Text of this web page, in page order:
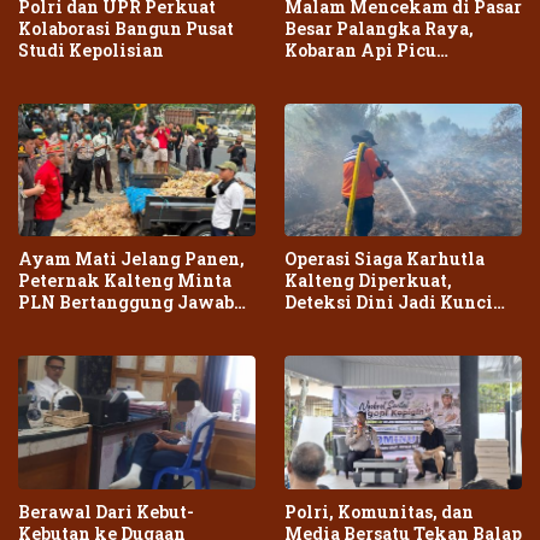
Polri dan UPR Perkuat
Kolaborasi Bangun Pusat
Studi Kepolisian
Malam Mencekam di Pasar
Besar Palangka Raya,
Kobaran Api Picu
Ayam Mati Jelang Panen,
Peternak Kalteng Minta
PLN Bertanggung Jawab
Operasi Siaga Karhutla
Kalteng Diperkuat,
Deteksi Dini Jadi Kunci
Berawal Dari Kebut-
Kebutan ke Dugaan
Polri, Komunitas, dan
Media Bersatu Tekan Balap